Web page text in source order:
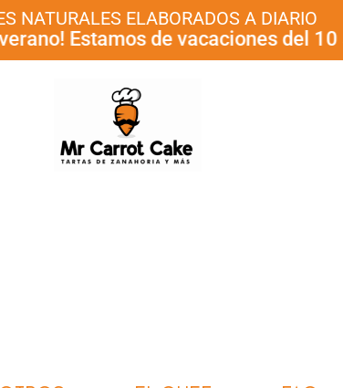
NATURALES ELABORADOS A DIARIO
Estamos de vacaciones del 10 al 30